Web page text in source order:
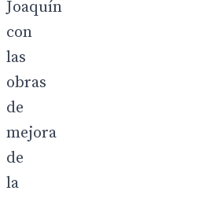
Joaquín
con
las
obras
de
mejora
de
la